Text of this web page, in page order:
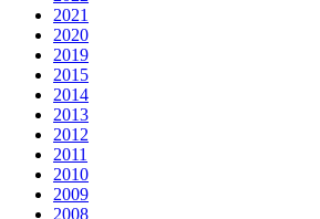
2021
2020
2019
2015
2014
2013
2012
2011
2010
2009
2008